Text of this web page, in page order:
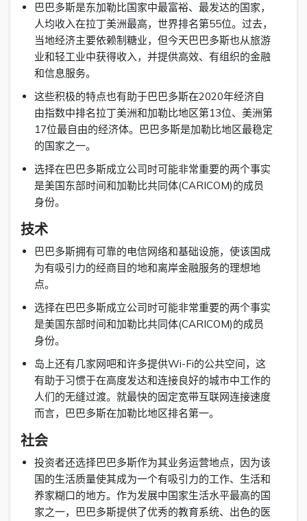
巴巴多斯是东加勒比国家中最富裕、最发达的国家，
人均收入在拉丁美洲最高，世界排名第55位。过去，
当地经济主要依赖制糖业，但今天巴巴多斯也从旅游
业和轻工业中获得收入，并提供高效、有组织的金融
和信息服务。
这些积极的特点也有助于巴巴多斯在2020年经济自
由指数中排名拉丁美洲和加勒比地区第13位、美洲第
17位最自由的经济体。巴巴多斯是加勒比地区最稳定
的国家之一。
选择在巴巴多斯成立公司时可能非常重要的两个事实
是美国东部时间和加勒比共同体(CARICOM)的成员
身份。
技术
巴巴多斯拥有可靠的电信网络和基础设施，使该国成
为有吸引力的经商目的地和离岸金融服务的理想地
点。
选择在巴巴多斯成立公司时可能非常重要的两个事实
是美国东部时间和加勒比共同体(CARICOM)的成员
身份。
岛上还有几家网吧和许多提供Wi-Fi的公共空间，这
有助于习惯于在高度发达和连接良好的城市中工作的
人们的无缝过渡。就最快的固定宽带互联网连接速度
而言，巴巴多斯在加勒比地区排名第一。
社会
投资者还选择巴巴多斯作为其业务运营地点，因为该
国的生活质量使其成为一个有吸引力的工作、生活和
养家糊口的地方。作为发展中国家生活水平最高的国
家之一，巴巴多斯提供了优秀的教育系统、出色的医